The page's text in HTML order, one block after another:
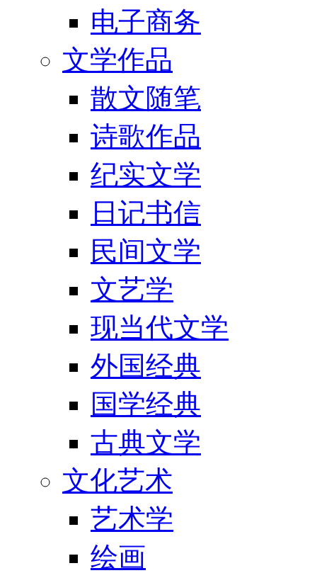
电子商务
文学作品
散文随笔
诗歌作品
纪实文学
日记书信
民间文学
文艺学
现当代文学
外国经典
国学经典
古典文学
文化艺术
艺术学
绘画